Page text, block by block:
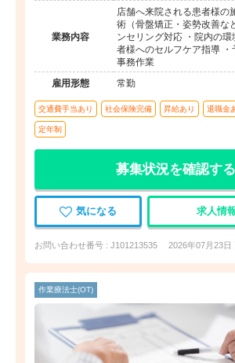
業務内容
店舗へ来院される患者様の
術（骨盤矯正・姿勢改善な
ンセリング対応 ・院内の環
者様へのセルフケア指導 ・
事務作業
雇用形態
常勤
交通費手当あり 社会保険完備 昇給あり 退職金
定年制
募集状況を確認する
気になる 求人情
お問い合わせ番号 : J101213535 2026年07月23日
作業療法士(OT)